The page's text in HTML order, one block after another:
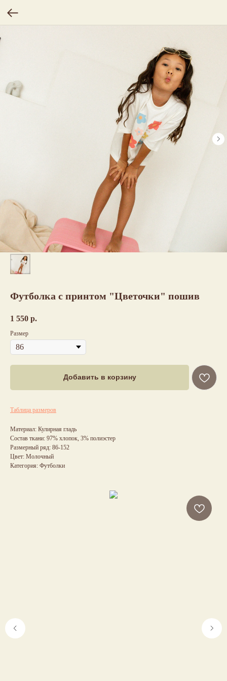
Футболка с принтом "Цветочки" пошив
1 550 р.
Размер
Добавить в корзину
Таблица размеров
Материал: Кулирная гладь
Состав ткани: 97% хлопок, 3% полиэстер
Размерный ряд: 86-152
Цвет: Молочный
Категория: Футболки